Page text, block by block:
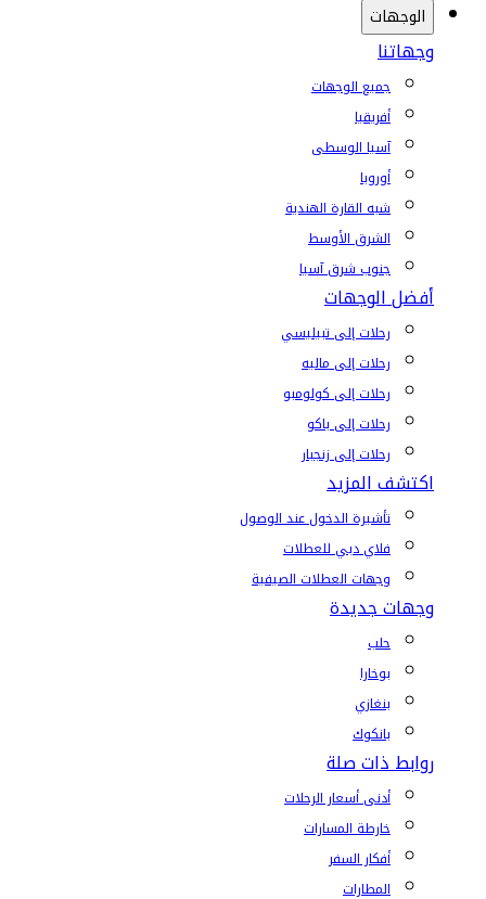
الوجهات
وجهاتنا
جميع الوجهات
أفريقيا
آسيا الوسطى
أوروبا
شبه القارة الهندية
الشرق الأوسط
جنوب شرق آسيا
أفضل الوجهات
رحلات إلى تبيليسي
رحلات إلى ماليه
رحلات إلى كولومبو
رحلات إلى باكو
رحلات إلى زنجبار
اكتشف المزيد
تأشيرة الدخول عند الوصول
فلاي دبي للعطلات
وجهات العطلات الصيفية
وجهات جديدة
حلب
بوخارا
بنغازي
بانكوك
روابط ذات صلة
أدنى أسعار الرحلات
خارطة المسارات
أفكار السفر
المطارات